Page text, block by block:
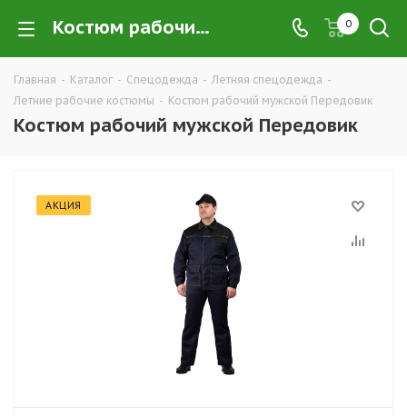
Костюм рабочий мужской Передовик купить в Екатеринбурге по низким ценам оптом — интернет-магазин летних рабочих костюмов в розницу компании ТД УРАЛСИЗ 0
Главная - Каталог - Спецодежда - Летняя спецодежда -
Летние рабочие костюмы - Костюм рабочий мужской Передовик
Костюм рабочий мужской Передовик
АКЦИЯ